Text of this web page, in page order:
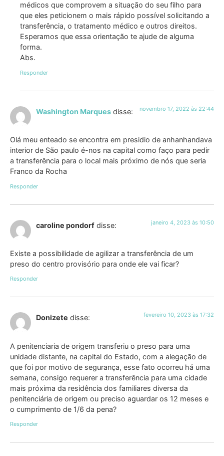
médicos que comprovem a situação do seu filho para
que eles peticionem o mais rápido possível solicitando a
transferência, o tratamento médico e outros direitos.
Esperamos que essa orientação te ajude de alguma
forma.
Abs.
Responder
Washington Marques disse: novembro 17, 2022 às 22:44
Olá meu enteado se encontra em presidio de anhanhandava
interior de São paulo é-nos na capital como faço para pedir
a transferência para o local mais próximo de nós que seria
Franco da Rocha
Responder
caroline pondorf disse: janeiro 4, 2023 às 10:50
Existe a possibilidade de agilizar a transferência de um
preso do centro provisório para onde ele vai ficar?
Responder
Donizete disse: fevereiro 10, 2023 às 17:32
A penitenciaria de origem transferiu o preso para uma
unidade distante, na capital do Estado, com a alegação de
que foi por motivo de segurança, esse fato ocorreu há uma
semana, consigo requerer a transferência para uma cidade
mais próxima da residência dos familiares diversa da
penitenciária de origem ou preciso aguardar os 12 meses e
o cumprimento de 1/6 da pena?
Responder